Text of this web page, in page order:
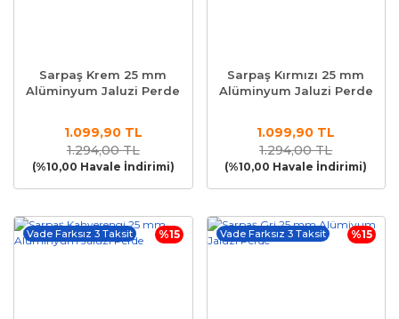
Sarpaş Krem 25 mm
Alüminyum Jaluzi Perde
1.099,90 TL
1.294,00 TL
(%10,00 Havale İndirimi)
Sarpaş Kırmızı 25 mm
Alüminyum Jaluzi Perde
1.099,90 TL
1.294,00 TL
(%10,00 Havale İndirimi)
%15
Vade Farksız 3 Taksit %15
Vade Farksız 3 Taksit